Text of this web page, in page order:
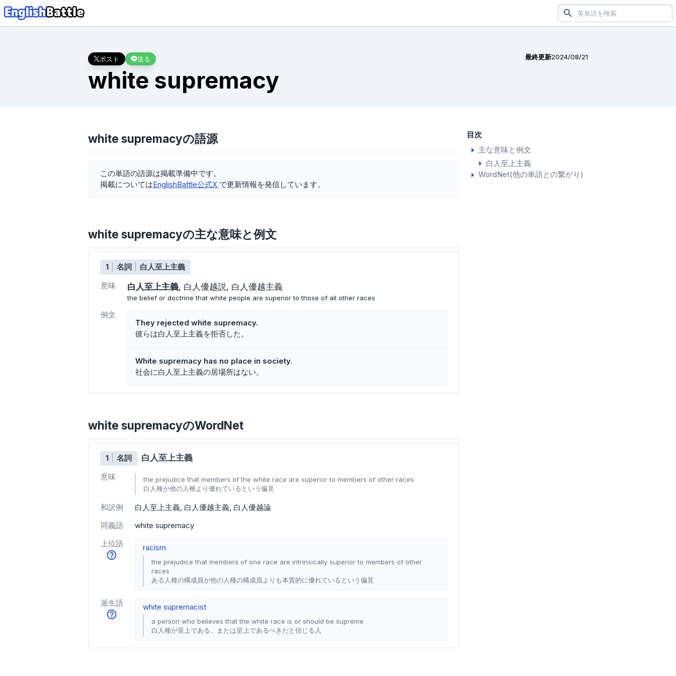
ポスト 送る 最終更新2024/08/21
white supremacy
目次
主な意味と例文
白人至上主義
WordNet(他の単語との繋がり)
white supremacyの語源
この単語の語源は掲載準備中です。
掲載についてはEnglishBattle公式X で更新情報を発信しています。
white supremacyの主な意味と例文
1 名詞
白人至上主義
意味
白人至上主義 白人優越説 白人優越主義
the belief or doctrine that white people are superior to those of all other races
例文
They rejected white supremacy.
彼らは白人至上主義を拒否した。
White supremacy has no place in society.
社会に白人至上主義の居場所はない。
white supremacyのWordNet
1 名詞 白人至上主義
意味
the prejudice that members of the white race are superior to members of other races
白人種が他の人種より優れているという偏見
和訳例 白人至上主義 白人優越主義 白人優越論
同義語
white supremacy
上位語
racism
the prejudice that members of one race are intrinsically superior to members of other
races
ある人種の構成員が他の人種の構成員よりも本質的に優れているという偏見
派生語 white supremacist
a person who believes that the white race is or should be supreme
白人種が至上である、または至上であるべきだと信じる人